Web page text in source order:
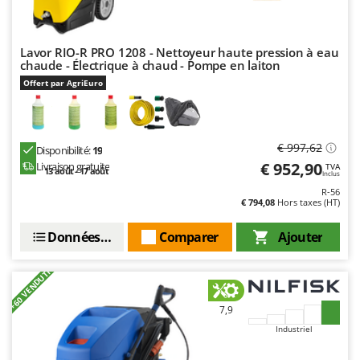
Seven Italy
Shark
Silky
Simatech
Sirman
Skil
Smartwood
Smeg
Spice Electronics
Spiralmac
Spyro
Stanley
Lavor RIO-R PRO 1208 - Nettoyeur haute pression à eau
chaude - Électrique à chaud - Pompe en laiton
Offert par AgriEuro
Disponibilité:19
Livraison gratuite
13 août - 17 août
€ 997,62
€ 952,90 TVA
Inclus
R-56
€ 794,08 Hors taxes (HT)
Ajouter
Comparer
Données techniques
+60 VENDUTI 7,9
Industriel